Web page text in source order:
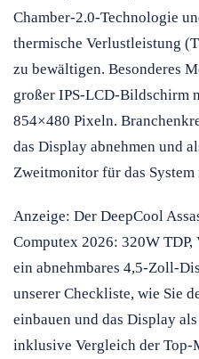
Chamber-2.0-Technologie
thermische Verlustleistung
zu bewältigen. Besonderes
großer IPS-LCD-Bildschirm
854×480 Pixeln.
das Display abnehmen und
Zweitmonitor für das System
Anzeige: Der DeepCool
Computex 2026: 320W TDP,
ein abnehmbares 4,5-Zoll-
unserer Checkliste, wie Sie
einbauen und das Display
inklusive Vergleich der Top-